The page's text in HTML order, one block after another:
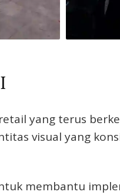
yang terus
visual yang
membantu